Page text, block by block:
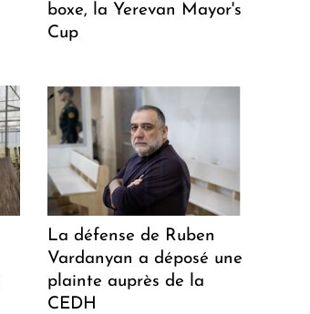
boxe, la Yerevan Mayor's
Cup
La défense de Ruben
Vardanyan a déposé une
plainte auprès de la
CEDH